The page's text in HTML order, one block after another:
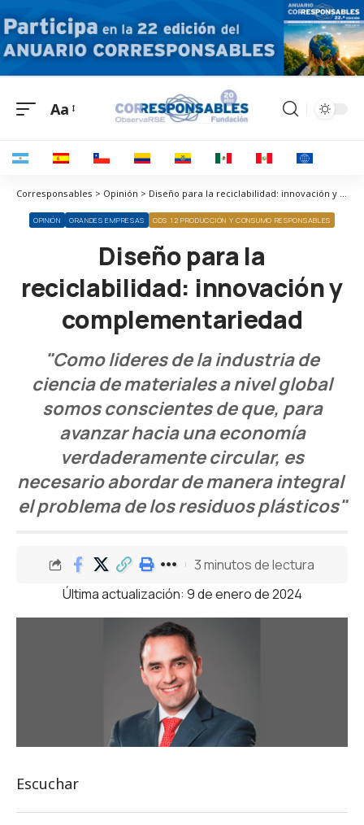
Aa
Corresponsables > Opinión > Diseño para la reciclabilidad: innovación y complementariedad
OPINIÓN GRANDES EMPRESAS ODS 12 PRODUCCIÓN Y CONSUMO RESPONSABLES
Diseño para la
reciclabilidad: innovación y
complementariedad
"Como lideres de la industria de
ciencia de materiales a nivel global
somos conscientes de que, para
avanzar hacia una economía
verdaderamente circular, es
necesario abordar de manera integral
el problema de los residuos plásticos"
Última actualización: 9 de enero de 2024
3 minutos de lectura
Escuchar